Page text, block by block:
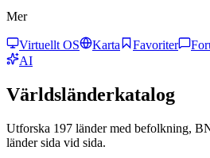
Mer
Virtuellt OS Karta Favoriter
AI
Världsländerkatalog
Utforska 197 länder med befolkning,
länder sida vid sida.